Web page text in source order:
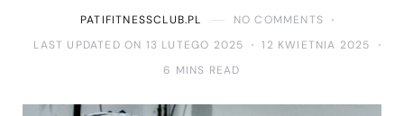
PATIFITNESSCLUB.PL
NO COMMENTS
LAST UPDATED ON 13 LUTEGO 2025
12 KWIETNIA 2025
6 MINS READ